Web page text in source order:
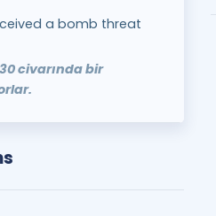
a bomb threat
civarında bir